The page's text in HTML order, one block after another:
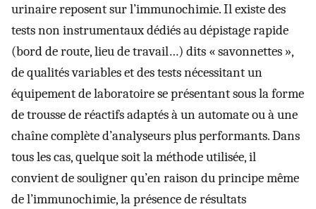
urinaire reposent sur l’immunochimie. Il existe des
tests non instrumentaux dédiés au dépistage rapide
(bord de route, lieu de travail…) dits « savonnettes »,
de qualités variables et des tests nécessitant un
équipement de laboratoire se présentant sous la forme
de trousse de réactifs adaptés à un automate ou à une
chaîne complète d’analyseurs plus performants. Dans
tous les cas, quelque soit la méthode utilisée, il
convient de souligner qu’en raison du principe même
de l’immunochimie, la présence de résultats